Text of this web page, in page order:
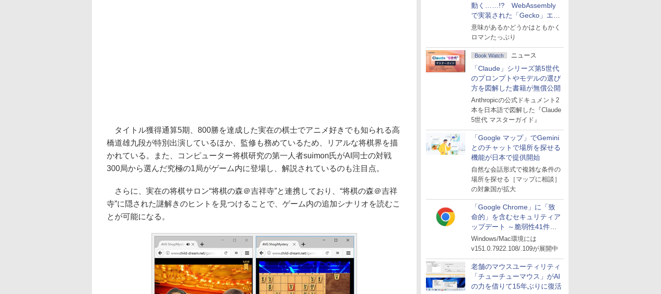
動く……!? WebAssembly
で実装された「Gecko」エン
ジン
意味があるかどうかはともかく
ロマンたっぷり
Book Watch ニュース
「Claude」シリーズ第5世代
のプロンプトやモデルの選び
方を図解した書籍が無償公開
Anthropicの公式ドキュメント2
本を日本語で図解した『Claude
5世代 マスターガイド』
「Google マップ」でGemini
とのチャットで場所を探せる
機能が日本で提供開始
自然な会話形式で複雑な条件の
場所を探せる［マップに相談］
の対象国が拡大
「Google Chrome」に「致
命的」を含むセキュリティア
ップデート ～脆弱性41件に
対処
Windows/Mac環境には
v151.0.7922.108/.109が展開中
老舗のマウスユーティリティ
「チューチューマウス」がAI
の力を借りて15年ぶりに復活
タイトル獲得通算5期、800勝を達成した実在の棋士でアニメ好きでも知られる高
橋道雄九段が特別出演しているほか、監修も務めているため、リアルな将棋界を描
かれている。また、コンピューター将棋研究の第一人者suimon氏がAI同士の対戦
300局から選んだ究極の1局がゲーム内に登場し、解説されているのも注目点。
さらに、実在の将棋サロン“将棋の森＠吉祥寺”と連携しており、“将棋の森＠吉祥
寺”に隠された謎解きのヒントを見つけることで、ゲーム内の追加シナリオを読むこ
とが可能になる。